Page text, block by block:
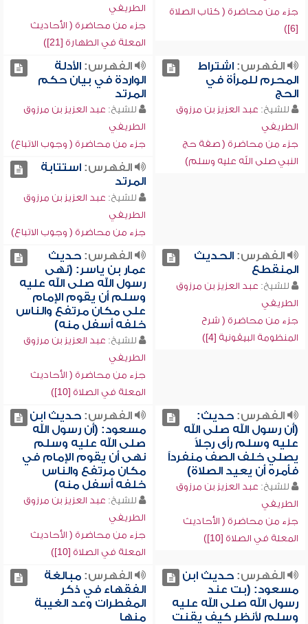
جزء من محاضرة ( كتاب الصلاة
[6])
الطريفي
جزء من محاضرة ( الأحاديث
المعلة في الطهارة [21])
الفهرس:اشتراط
المحرم للمرأة في
الحج
للشيخ: عبد العزيز بن مرزوق
الطريفي
جزء من محاضرة ( صفة حج
النبي صلى الله عليه وسلم)
الفهرس:الأدلة
الواردة في بيان حكم
المرتد
للشيخ: عبد العزيز بن مرزوق
الطريفي
جزء من محاضرة ( وجوب الاتباع)
الفهرس:استتابة
المرتد
للشيخ: عبد العزيز بن مرزوق
الطريفي
جزء من محاضرة ( وجوب الاتباع)
الفهرس:الحديث
المنقطع
للشيخ: عبد العزيز بن مرزوق
الطريفي
جزء من محاضرة ( شرح
المنظومة البيقونية [4])
الفهرس:حديث
عمار بن ياسر: (نهى
رسول الله صلى الله عليه
وسلم أن يقوم الإمام
على مكان مرتفع والناس
خلفه أسفل منه)
للشيخ: عبد العزيز بن مرزوق
الطريفي
جزء من محاضرة ( الأحاديث
المعلة في الصلاة [10])
الفهرس:حديث:
(أن رسول الله صلى الله
عليه وسلم رأى رجلاً
يصلي خلف الصف منفرداً
فأمره أن يعيد الصلاة)
للشيخ: عبد العزيز بن مرزوق
الطريفي
جزء من محاضرة ( الأحاديث
المعلة في الصلاة [10])
الفهرس:حديث ابن
مسعود: (أن رسول الله
صلى الله عليه وسلم
نهى أن يقوم الإمام في
مكان مرتفع والناس
خلفه أسفل منه)
للشيخ: عبد العزيز بن مرزوق
الطريفي
جزء من محاضرة ( الأحاديث
المعلة في الصلاة [10])
الفهرس:حديث ابن
مسعود: (بت عند
رسول الله صلى الله عليه
وسلم لأنظر كيف يقنت
الفهرس:مبالغة
الفقهاء في ذكر
المفطرات وعد الغيبة
منها